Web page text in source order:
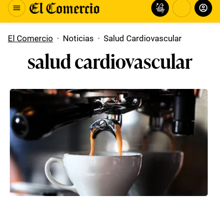
El Comercio · Noticias · Salud Cardiovascular
salud cardiovascular